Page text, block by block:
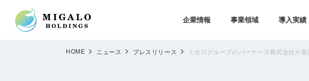
企業情報 事業領域 導入実績
HOME ニュース プレスリリース ミガログループのバーナーズ株式会社が